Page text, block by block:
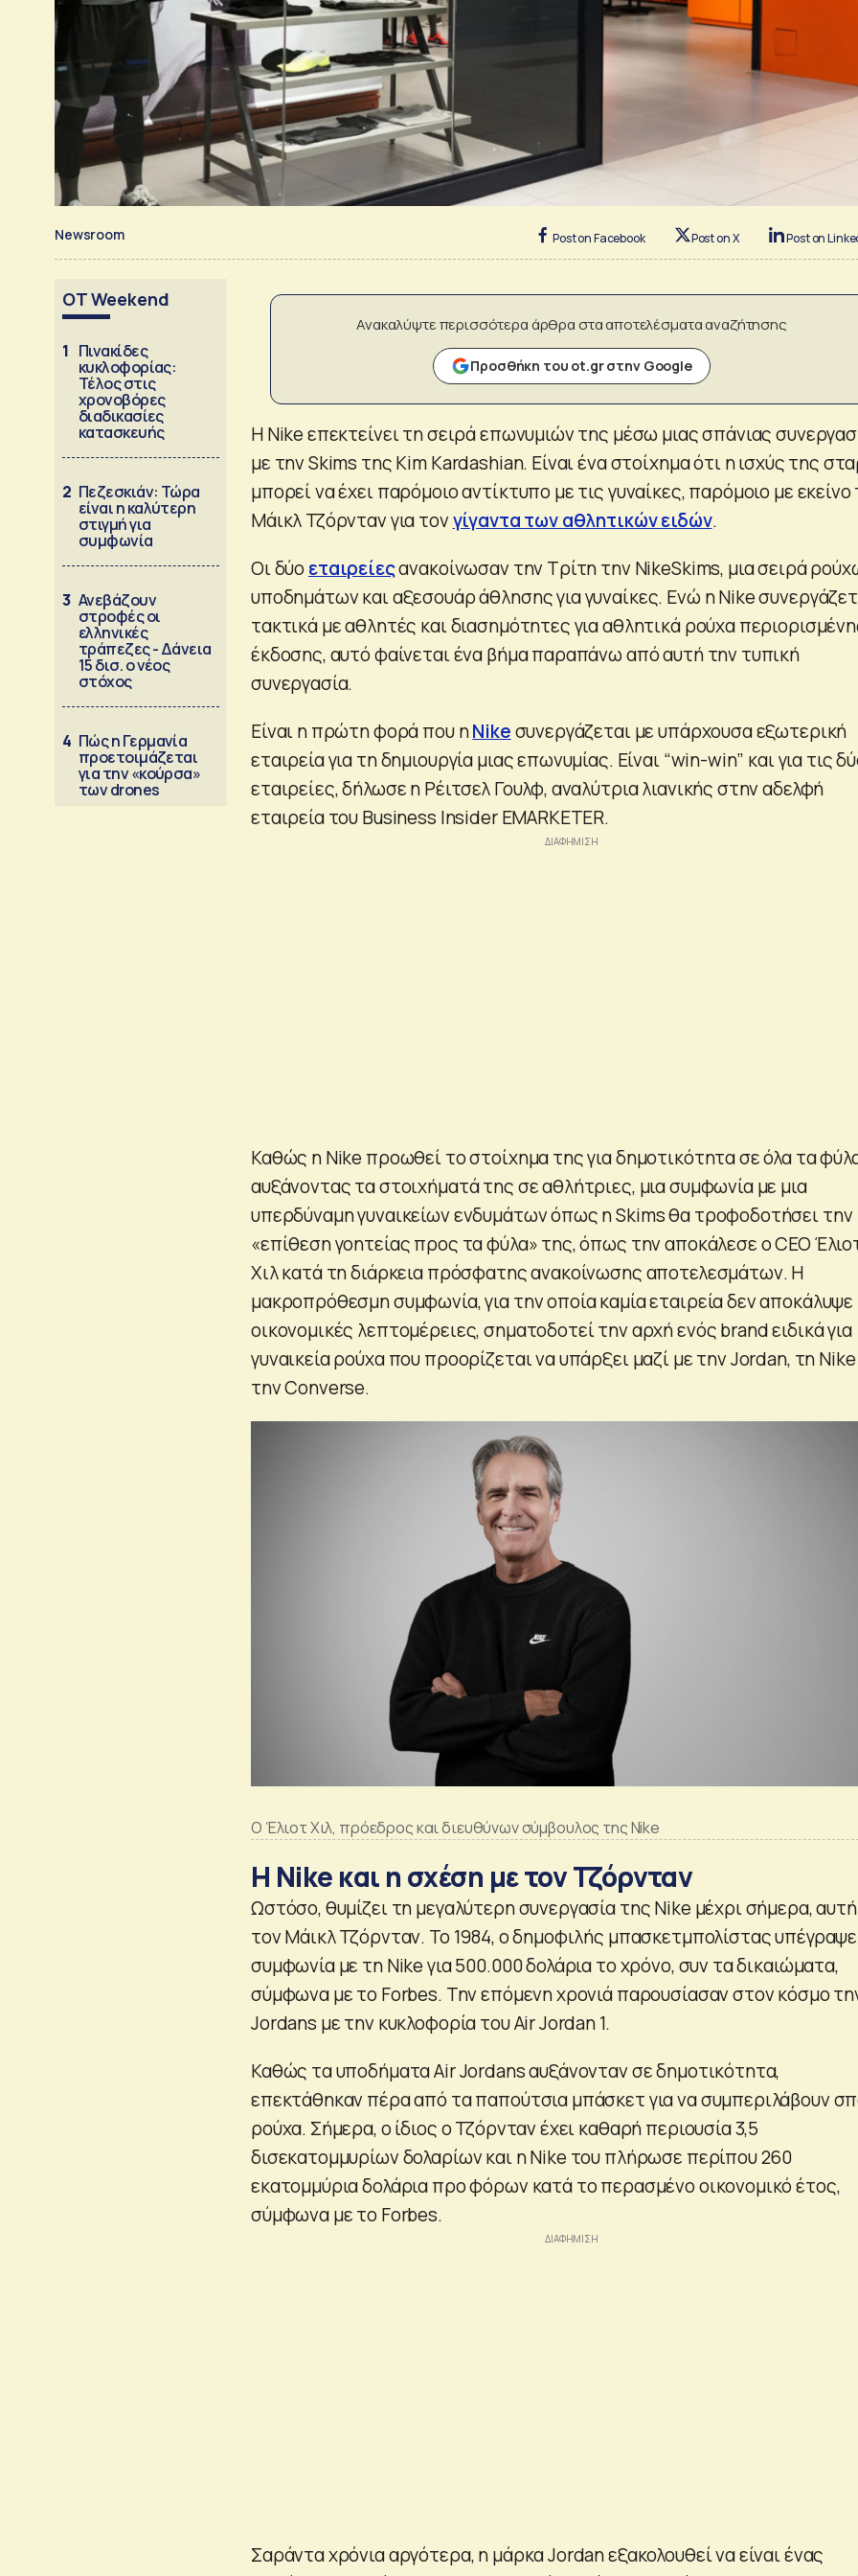
Newsroom Post on Facebook Post on X Post on
OT Weekend
1 Πινακίδες
κυκλοφορίας:
Τέλος στις
χρονοβόρες
διαδικασίες
κατασκευής
2 Πεζεσκιάν: Τώρα
είναι η καλύτερη
στιγμή για
συμφωνία
3 Ανεβάζουν
στροφές οι
ελληνικές
τράπεζες - Δάνεια
15 δισ. ο νέος
στόχος
4 Πώς η Γερμανία
προετοιμάζεται
για την «κούρσα»
των drones
Ανακαλύψτε περισσότερα άρθρα στα αποτελέσματα αναζήτησης
Προσθήκη του ot.gr στην Google
Η Nike επεκτείνει τη σειρά επωνυμιών της μέσω μιας σπάνιας
με την Skims της Kim Kardashian. Είναι ένα στοίχημα ότι η ισχύς της
μπορεί να έχει παρόμοιο αντίκτυπο με τις γυναίκες, παρόμοιο με εκείνο
Μάικλ Τζόρνταν για τονγίγαντα των αθλητικών ειδών.
Οι δύοεταιρείεςανακοίνωσαν την Τρίτη την NikeSkims, μια σειρά
υποδημάτων και αξεσουάρ άθλησης για γυναίκες. Ενώ η Nike
τακτικά με αθλητές και διασημότητες για αθλητικά ρούχα
έκδοσης, αυτό φαίνεται ένα βήμα παραπάνω από αυτή την τυπική
συνεργασία.
Είναι η πρώτη φορά που ηNikeσυνεργάζεται με υπάρχουσα εξωτερική
εταιρεία για τη δημιουργία μιας επωνυμίας. Είναι “win-win” και για τις
εταιρείες, δήλωσε η Ρέιτσελ Γουλφ, αναλύτρια λιανικής στην αδελφή
εταιρεία του Business Insider EMARKETER.
Καθώς η Nike προωθεί το στοίχημα της για δημοτικότητα σε όλα τα
αυξάνοντας τα στοιχήματά της σε αθλήτριες, μια συμφωνία με μια
υπερδύναμη γυναικείων ενδυμάτων όπως η Skims θα τροφοδοτήσει την
«επίθεση γοητείας προς τα φύλα» της, όπως την αποκάλεσε ο CEO
Χιλ κατά τη διάρκεια πρόσφατης ανακοίνωσης αποτελεσμάτων. Η
μακροπρόθεσμη συμφωνία, για την οποία καμία εταιρεία δεν αποκάλυψε
οικονομικές λεπτομέρειες, σηματοδοτεί την αρχή ενός brand ειδικά για
γυναικεία ρούχα που προορίζεται να υπάρξει μαζί με την Jordan, τη Nike
την Converse.
O Έλιοτ Χιλ, πρόεδρος και διευθύνων σύμβουλος της Nike
Η Nike και η σχέση με τον Τζόρνταν
Ωστόσο, θυμίζει τη μεγαλύτερη συνεργασία της Nike μέχρι σήμερα,
τον Μάικλ Τζόρνταν. Το 1984, ο δημοφιλής μπασκετμπολίστας υπέγραψε
συμφωνία με τη Nike για 500.000 δολάρια το χρόνο, συν τα δικαιώματα,
σύμφωνα με το Forbes. Την επόμενη χρονιά παρουσίασαν στον κόσμο
Jordans με την κυκλοφορία του Air Jordan 1.
Καθώς τα υποδήματα Air Jordans αυξάνονταν σε δημοτικότητα,
επεκτάθηκαν πέρα ​​από τα παπούτσια μπάσκετ για να συμπεριλάβουν
ρούχα. Σήμερα, ο ίδιος ο Τζόρνταν έχει καθαρή περιουσία 3,5
δισεκατομμυρίων δολαρίων και η Nike του πλήρωσε περίπου 260
εκατομμύρια δολάρια προ φόρων κατά το περασμένο οικονομικό έτος,
σύμφωνα με το Forbes.
Σαράντα χρόνια αργότερα, η μάρκα Jordan εξακολουθεί να είναι ένας